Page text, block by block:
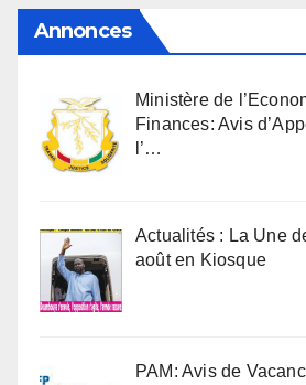
Annonces
Ministère de
Finances: Avis
l’…
Actualités : La Une
août en Kiosque
PAM: Avis de